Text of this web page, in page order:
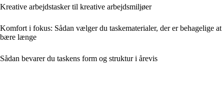
Kreative arbejdstasker til kreative arbejds­miljøer
Komfort i fokus: Sådan vælger du taskematerialer, der er behagelige at
bære længe
Sådan bevarer du taskens form og struktur i årevis